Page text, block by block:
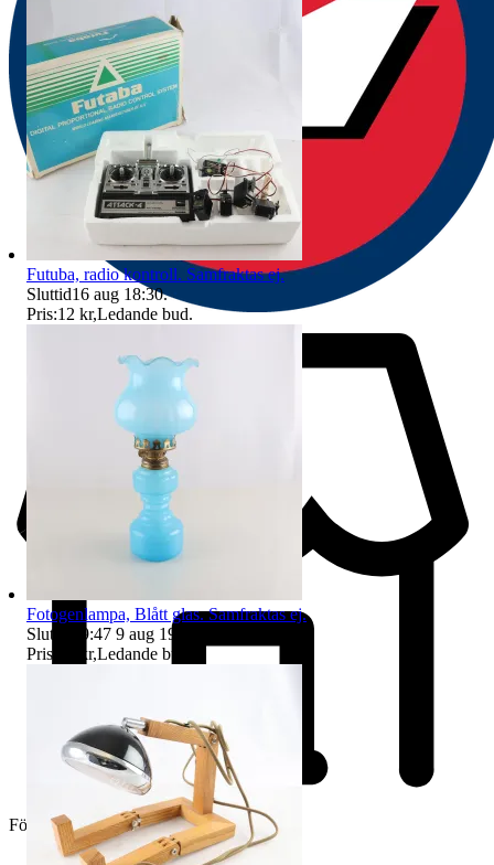
Företag
Futuba, radio kontroll. Samfraktas ej.
Sluttid16 aug 18:30.
Pris:12 kr,Ledande bud.
Fotogenlampa, Blått glas. Samfraktas ej.
Sluttid
19:47 9 aug 19:47
Pris:
31 kr,Ledande bud